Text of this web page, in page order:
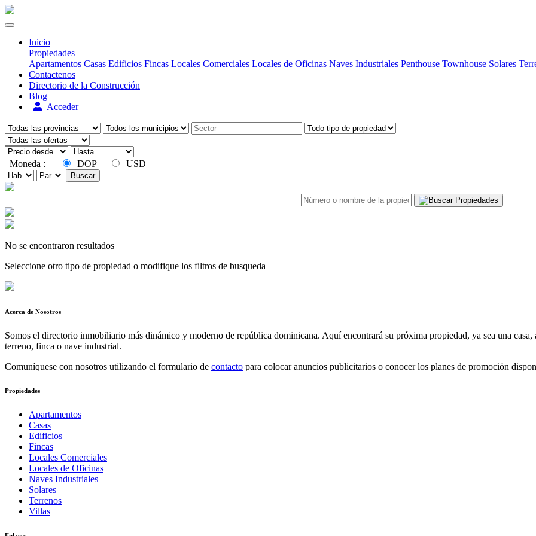
Inicio
Propiedades
Apartamentos Casas Edificios Fincas Locales Comerciales Locales de Oficinas Naves Industriales Penthouse Townhouse Solares
Contactenos
Directorio de la Construcción
Blog
Acceder
Moneda : DOP USD
Buscar
No se encontraron resultados
Seleccione otro tipo de propiedad o modifique los filtros de busqueda
Acerca de Nosotros
Somos el directorio inmobiliario más dinámico y moderno de república dominicana. Aquí encontrará su próxima propiedad, ya sea una
terreno, finca o nave industrial.
Comuníquese con nosotros utilizando el formulario de contacto para colocar anuncios publicitarios o conocer los planes de promoción
Propiedades
Apartamentos
Casas
Edificios
Fincas
Locales Comerciales
Locales de Oficinas
Naves Industriales
Solares
Terrenos
Villas